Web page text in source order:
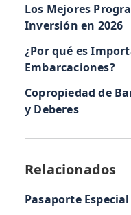
Los Mejores
Inversión en 2026
¿Por qué es
Embarcaciones?
Copropiedad de
y Deberes
Relacionados
Pasaporte